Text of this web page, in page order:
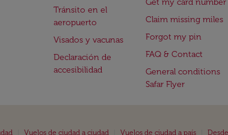
Tránsito en el
aeropuerto
Visados y vacunas
Declaración de
accesibilidad
Get my card number
Claim missing miles
Forgot my pin
FAQ & Contact
General conditions
Safar Flyer
Vuelos de ciudad a ciudad Vuelos de ciudad a país